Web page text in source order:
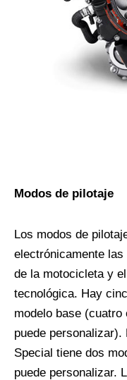
Modos de pilotaje
Los modos de
electrónicamente
de la motocicleta y
tecnológica. Hay
modelo base
puede personalizar).
Special tiene dos
puede personalizar.